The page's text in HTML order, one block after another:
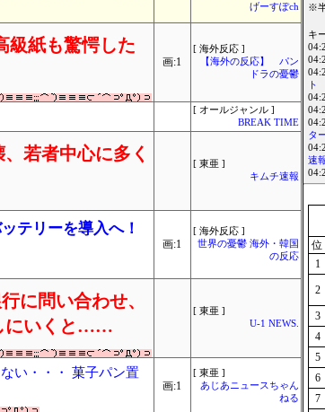
げーすぽch
級紙も驚愕した
画:1
[ 海外反応 ]
【海外の反応】 パン
ドラの憂鬱
[ オールジャンル ]
BREAK TIME
若者中心に多く
[ 東亜 ]
キムチ速報
テリーを導入へ！
画:1
[ 海外反応 ]
世界の憂鬱 海外・韓国
の反応
に問い合わせ、
にいくと……
[ 東亜 ]
U-1 NEWS.
い・・・ 菓子パン置
画:1
[ 東亜 ]
あじあニュースちゃん
ねる
※
キ
ト
タ
速
位
1
2
3
4
5
6
7